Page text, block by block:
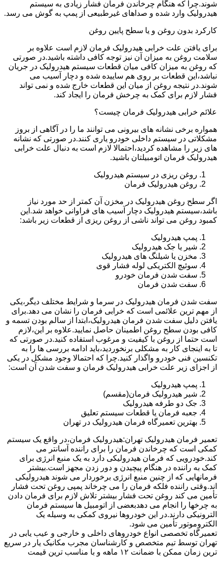
شوند.چرا که هنگام چرخاندن فرمان فشار زیادی به سیستم
هیدرولیک وارد شده و صداهای غیرطبیعی از پمپ به گوش می رسد.
کارکرد بدون روغن و یا سطح پایین روغن
برای یافتن علت خرابی هیدرولیک فرمان لازم است علاوه بر
سلامت روغن به میزان آن نیز توجه کافی داشته باشید.در صورتی
که روغن به میزان کافی میان قطعات سیستم هیدرولیک در جریان
نباشد،این قطعات بر روی هم ساییده شده و دچار آسیب می
شوند.در نتیجه روغن از میان این قطعات خارج شده و نمی تواند
فشار لازم برای کمک به چرخش فرمان را ایجاد کند.
علائم خرابی هیدرولیک فرمان چیست؟
همواره برخی نشانه های بیرونی می توانند ما را در آگاهی از بروز
مشکلاتی در سیستم داخلی خودرو یاری کنند.در صورتی که نشانه
های زیر را مشاهده کردید،احتمالا لازم است به دنبال علت خرابی
هیدرولیک فرمان اتومبیلتان باشید.
روغن ریزی در سیستم هیدرولیک
روغن هیدرولیک فرمان
اگر سطح روغن هیدرولیک در مخزن آن کمتر از حد مورد نیاز
باشد،سیستم هیدرولیک دچار آسیب های فراوانی خواهد شد.این
کمبود روغن می تواند ناشی از روغن ریزی از قطعات زیر باشد:
پمپ هیدرولیک
شیر یا جک هیدرولیک
مخزن یا شیلنگ های هیدرولیک
سوئیچ الکتریکی لوله فشار قوی
سفت شدن فرمان خودرو
سفت شدن فرمان
سفت شدن فرمان هیدرولیک در سرما و شرایط مختلف دیگر،یکی
از مهم ترین علائمی است که خرابی فرمان را نشان می دهد.برای
یافتن دلیل سفت شدن فرمان هیدرولیک،ابتدا از سالم بودن تسمه و
کافی بودن سطح روغن اطمینان حاصل نمایید.علاوه بر این،لازم
است حتما از روغن با کیفیت و مرغوب استفاده کنید.در صورتی که
تا به اینجای کار به مشکلی برنخوردید،باید ادامه بررسی ها را به
تکنسین فنی خودرو واگذار کنید.چرا که احتمالا وجود مشکل در یکی
از اجزای زیر علت خرابی هیدرولیک فرمان و سفت شدن آن است:
پمپ هیدرولیک
شیر هیدرولیک فرمان(مقسم)
جک دو طرفه هیدرولیک
جعبه فرمان یا قطعات سیستم تعلیق
بهترین تعمیرگاه فرمان هیدرولیک در تهران
تعمیر فرمان هیدرولیک تهران:هیدرولیک فرمان،در واقع یک سیستم
کمکی است که چرخاندن فرمان را برای راننده آسانتر می
کند.خودرویی که فرمان هیدرولیکی دارد به یک منبع انرژی برای
کمک به راننده در هنگام پیچیدن و دور زدن مجهز است.بیشتر
فرمانهایی که از چنین منبع انرژی برخوردار می شوند هیدرولیکی
اند.وقتی راننده فلکه فرمان را می چرخاند پمپی روغن تحت فشار
تأمین می کند روغن تحت فشار بیشتر تلاش لازم برای فرمان دادن
به چرخها را انجام می دهدبعضی از اتومبیل ها سیستم فرمان
الترونیکی دارند.در این خودروها نیروی کمکی به وسیله یک
الکتروموتور تأمین می شود.
تعمیرگاه تخصصی انواع خودروهای داخلی و خارجی و عیب یابی در
تهران توسط تیم متخصص و کارشناسان مجرب مکانیک یار در سریع
ترین زمان ممکن با ضمانت ۱۲ ماهه و با مناسب ترین قیمت